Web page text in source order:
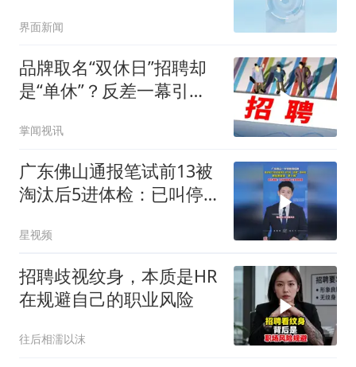
界面新闻
品牌取名“双休日”招聘却
是“单休”？反差一幕引热
掌闻视讯
广东佛山通报笔试前13被
淘汰后5进体检：已叫停
星视频
招聘歧视纹身，本质是HR
在规避自己的职业风险
往后相濡以沫